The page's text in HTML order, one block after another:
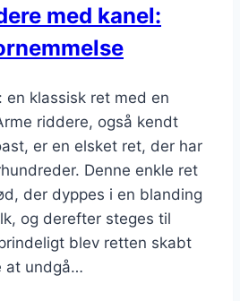
med kanel:
en klassisk ret med en
riddere, også kendt
er en elsket ret, der har
Denne enkle ret
der dyppes i en blanding
og derefter steges til
blev retten skabt
at undgå…